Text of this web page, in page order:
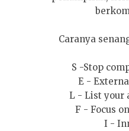
Caranya
S -Stop
E -
L - List your
F - Focus
I -